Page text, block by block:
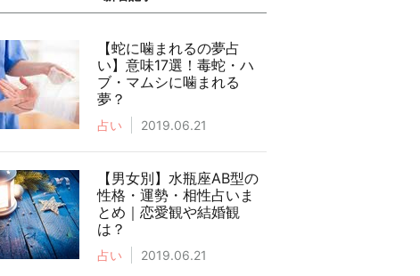
【蛇に噛まれるの夢占
い】意味17選！毒蛇・ハ
ブ・マムシに噛まれる
夢？
占い 2019.06.21
【男女別】水瓶座AB型の
性格・運勢・相性占いま
とめ｜恋愛観や結婚観
は？
占い 2019.06.21